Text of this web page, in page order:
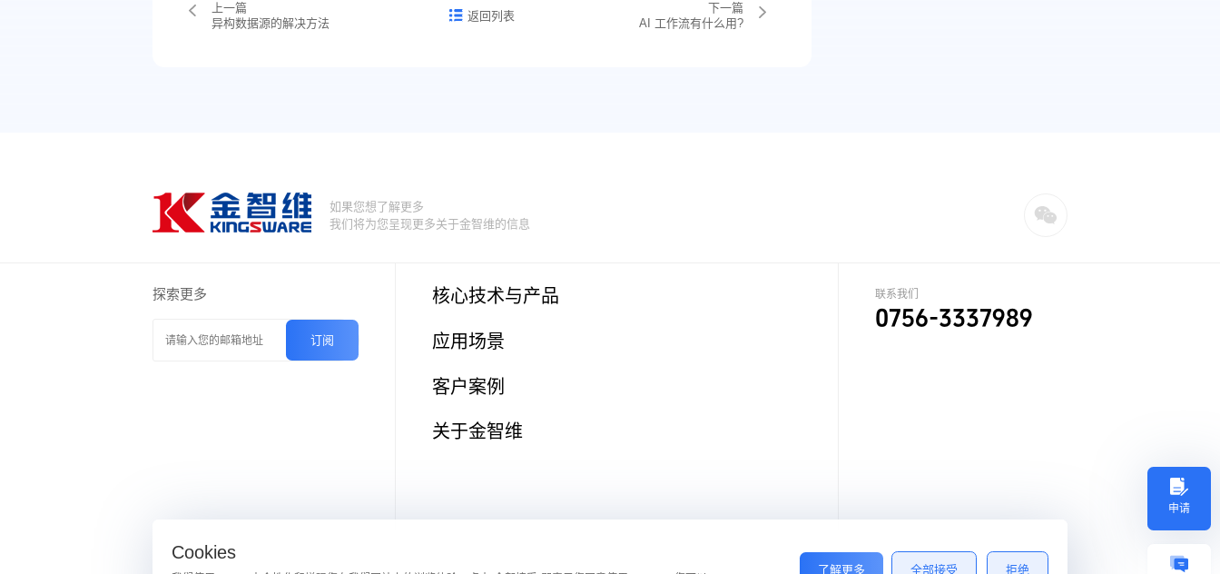
上一篇
异构数据源的解决方法
返回列表
下一篇
AI 工作流有什么用?
如果您想了解更多
我们将为您呈现更多关于金智维的信息
探索更多 核心技术与产品
应用场景
客户案例
关于金智维
联系我们
0756-3337989
Cookies
了解更多 全部接受 拒绝
申请